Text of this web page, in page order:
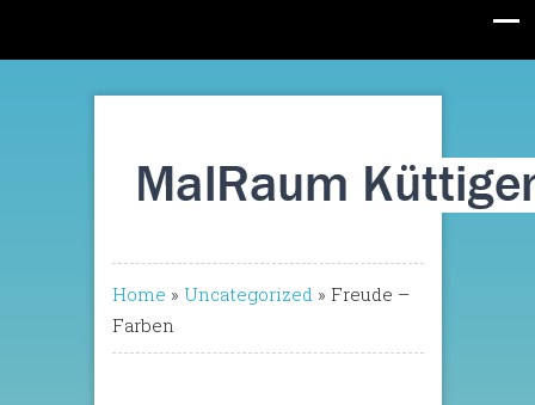
Home » Uncategorized » Freude –
Farben